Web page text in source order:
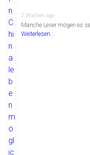
2 Wochen ago
Manche Leser mögen es
Weiterlesen...